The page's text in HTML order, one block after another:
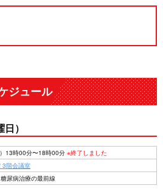
ジュール
）
13時00分〜18時00分 ※終了しました
3階会議室
尿病治療の最前線